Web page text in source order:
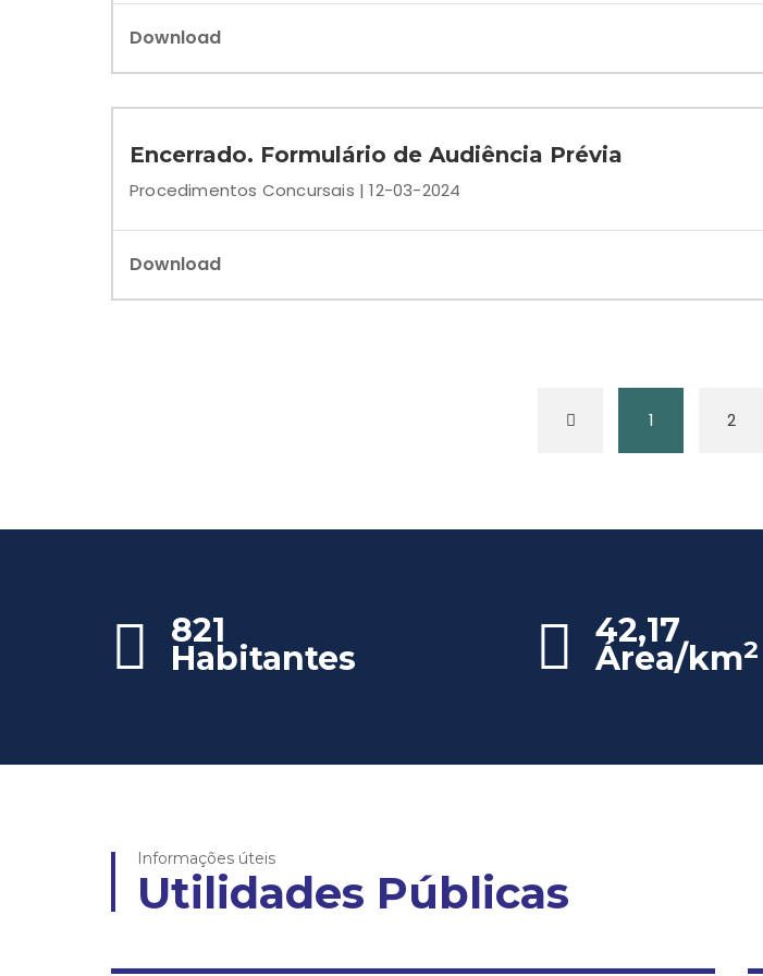
Download
Encerrado. Formulário de Audiência Prévia
Procedimentos Concursais | 12-03-2024
Download
1 2
821
Habitantes
42,17
Área/km2
Informações úteis
Utilidades Públicas